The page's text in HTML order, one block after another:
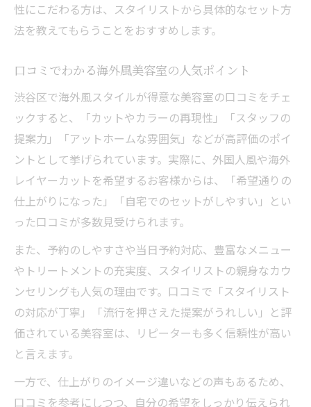
性にこだわる方は、スタイリストから具体的なセット方
法を教えてもらうことをおすすめします。
口コミでわかる海外風美容室の人気ポイント
渋谷区で海外風スタイルが得意な美容室の口コミをチェ
ックすると、「カットやカラーの再現性」「スタッフの
提案力」「アットホームな雰囲気」などが高評価のポイ
ントとして挙げられています。実際に、外国人風や海外
レイヤーカットを希望するお客様からは、「希望通りの
仕上がりになった」「自宅でのセットがしやすい」とい
った口コミが多数見受けられます。
また、予約のしやすさや当日予約対応、豊富なメニュー
やトリートメントの充実度、スタイリストの親身なカウ
ンセリングも人気の理由です。口コミで「スタイリスト
の対応が丁寧」「流行を押さえた提案がうれしい」と評
価されている美容室は、リピーターも多く信頼性が高い
と言えます。
一方で、仕上がりのイメージ違いなどの声もあるため、
口コミを参考にしつつ、自分の希望をしっかり伝えられ